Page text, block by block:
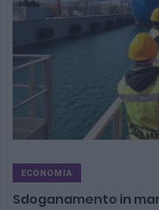
ECONOMIA
Sdoganamento in